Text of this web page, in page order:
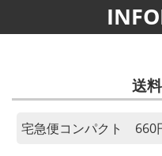
送
宅急便コンパクト 660